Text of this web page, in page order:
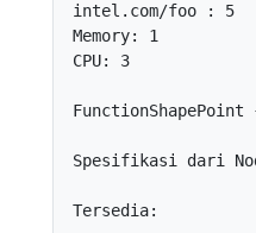
intel.com/foo : 5
Memory: 1
CPU: 3
Spesifikasi dari
Tersedia: